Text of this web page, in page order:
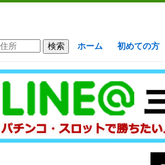
ホーム 初めての方